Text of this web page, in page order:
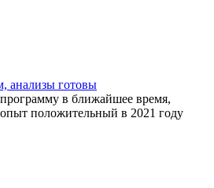
анализы готовы
в ближайшее время,
положительный в 2021 году